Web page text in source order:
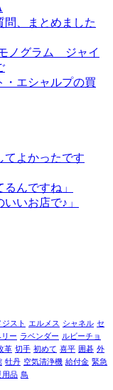
問、まとめました
ノグラム ジャイ
エシャルプの買
てよかったです
んですね」
いお店で♪」
ジスト エルメス シャネル セ
ー ラベンダー ルビーチョ
革 切手 初めて 喜平 囲碁 外
牡丹 空気清浄機 給付金 緊急
用品 鳥